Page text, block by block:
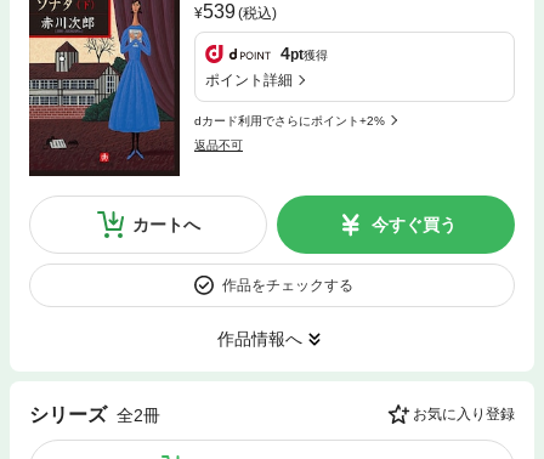
539(税込)
4pt獲得
ポイント詳細
dカード利用でさらにポイント+2%
返品不可
カートへ 今すぐ買う
作品をチェックする
作品情報へ
シリーズ 全2冊 お気に入り登録